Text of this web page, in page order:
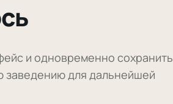
и одновременно сохранить
заведению для дальнейшей